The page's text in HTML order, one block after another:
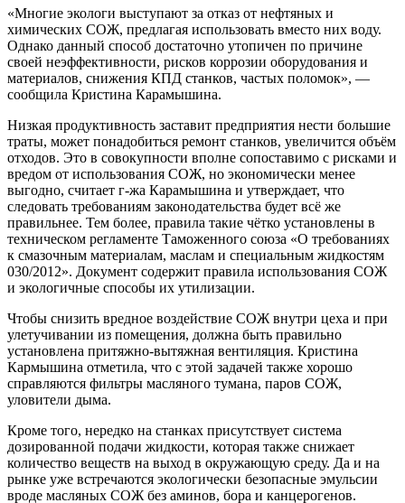
«Многие экологи выступают за отказ от нефтяных и
химических СОЖ, предлагая использовать вместо них воду.
Однако данный способ достаточно утопичен по причине
своей неэффективности, рисков коррозии оборудования и
материалов, снижения КПД станков, частых поломок», —
сообщила Кристина Карамышина.
Низкая продуктивность заставит предприятия нести большие
траты, может понадобиться ремонт станков, увеличится объём
отходов. Это в совокупности вполне сопоставимо с рисками и
вредом от использования СОЖ, но экономически менее
выгодно, считает г-жа Карамышина и утверждает, что
следовать требованиям законодательства будет всё же
правильнее. Тем более, правила такие чётко установлены в
техническом регламенте Таможенного союза «О требованиях
к смазочным материалам, маслам и специальным жидкостям
030/2012». Документ содержит правила использования СОЖ
и экологичные способы их утилизации.
Чтобы снизить вредное воздействие СОЖ внутри цеха и при
улетучивании из помещения, должна быть правильно
установлена притяжно-вытяжная вентиляция. Кристина
Кармышина отметила, что с этой задачей также хорошо
справляются фильтры масляного тумана, паров СОЖ,
уловители дыма.
Кроме того, нередко на станках присутствует система
дозированной подачи жидкости, которая также снижает
количество веществ на выход в окружающую среду. Да и на
рынке уже встречаются экологически безопасные эмульсии
вроде масляных СОЖ без аминов, бора и канцерогенов.